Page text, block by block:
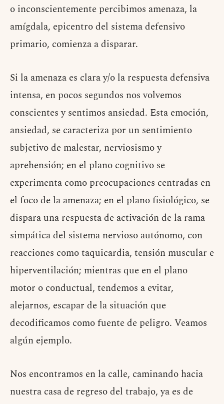
o inconscientemente percibimos amenaza, la
amígdala, epicentro del sistema defensivo
primario, comienza a disparar.
Si la amenaza es clara y/o la respuesta defensiva
intensa, en pocos segundos nos volvemos
conscientes y sentimos ansiedad. Esta emoción,
ansiedad, se caracteriza por un sentimiento
subjetivo de malestar, nerviosismo y
aprehensión; en el plano cognitivo se
experimenta como preocupaciones centradas en
el foco de la amenaza; en el plano fisiológico, se
dispara una respuesta de activación de la rama
simpática del sistema nervioso autónomo, con
reacciones como taquicardia, tensión muscular e
hiperventilación; mientras que en el plano
motor o conductual, tendemos a evitar,
alejarnos, escapar de la situación que
decodificamos como fuente de peligro. Veamos
algún ejemplo.
Nos encontramos en la calle, caminando hacia
nuestra casa de regreso del trabajo, ya es de